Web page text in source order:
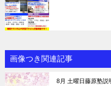
画像つき関連記事
8月 土曜日藤原塾説